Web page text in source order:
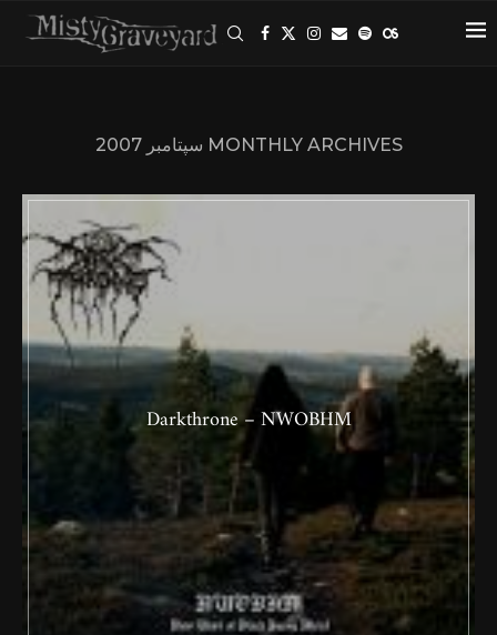
MONTHLY ARCHIVES سپتامبر 2007
Darkthrone – NWOBHM